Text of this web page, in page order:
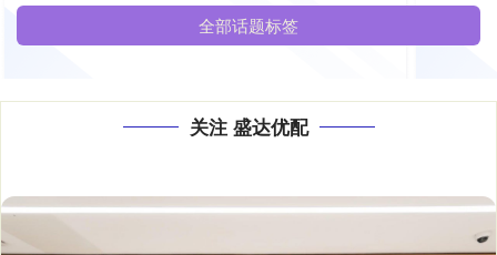
全部话题标签
关注 盛达优配